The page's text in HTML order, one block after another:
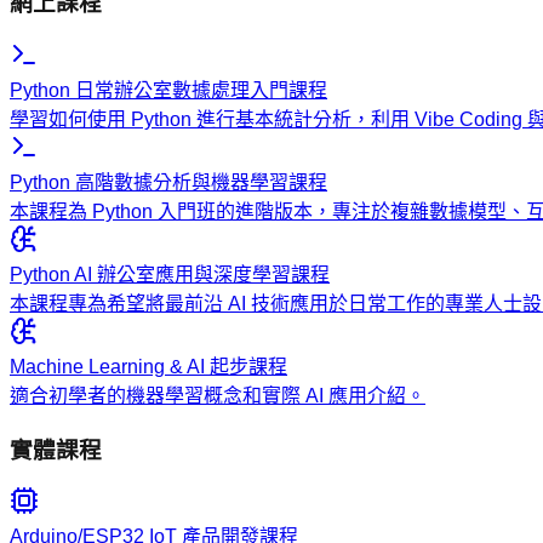
Python 日常辦公室數據處理入門課程
學習如何使用 Python 進行基本統計分析，利用 Vibe Coding
Python 高階數據分析與機器學習課程
本課程為 Python 入門班的進階版本，專注於複雜數據模型、
Python AI 辦公室應用與深度學習課程
本課程專為希望將最前沿 AI 技術應用於日常工作的專業人士
Machine Learning & AI 起步課程
適合初學者的機器學習概念和實際 AI 應用介紹。
實體課程
Arduino/ESP32 IoT 產品開發課程